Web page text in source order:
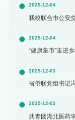
2025-12-04
我校联合市公安
2025-12-04
“健康集市”走进
2025-12-03
省侨联党组书记
2025-12-02
共青团湖北医药